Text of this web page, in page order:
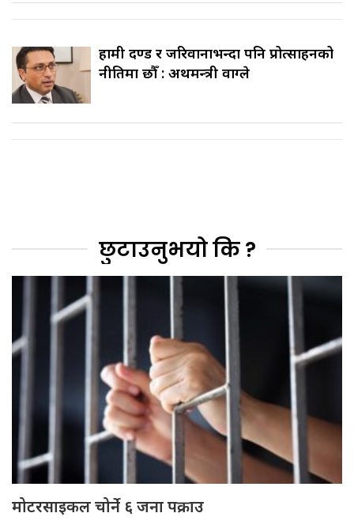
हामी दण्ड र जरिवानाभन्दा पनि प्रोत्साहनको
नीतिमा छौँ : अर्थमन्त्री वाग्ले
छुटाउनुभयो कि ?
मोटरसाइकल चोर्ने ६ जना पक्राउ